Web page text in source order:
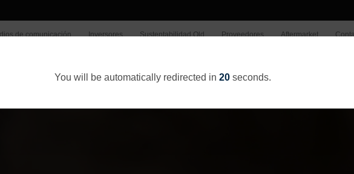
You will be automatically redirected in 20 seconds.
de comunicación Inversores Sustentabilidad Old Proveedores Aftermarket